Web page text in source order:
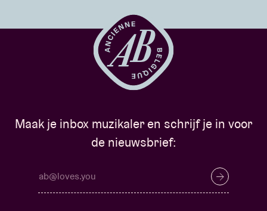
Maak je inbox muzikaler en schrijf je in voor
de nieuwsbrief: